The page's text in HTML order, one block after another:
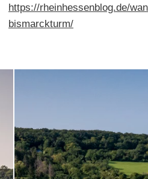
https://rheinhessenblog.de/
bismarckturm/